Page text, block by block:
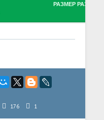
РАЗМЕР
176 1